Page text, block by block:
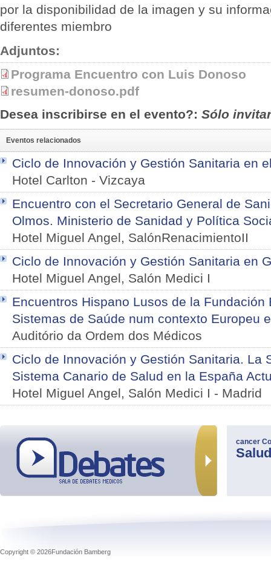
por la disponibilidad de la imagen y su
diferentes miembro
Adjuntos:
Programa Encuentro con Luis Donoso
resumen-donoso.pdf
Desea inscribirse en el evento?: Sólo invitar
Eventos relacionados
Ciclo de Innovación y Gestión Sanitaria en
Hotel Carlton - Vizcaya
Encuentro con el Secretario General de
Olmos. Ministerio de Sanidad y Política
Hotel Miguel Angel, SalónRenacimientoII
Ciclo de Innovación y Gestión Sanitaria en
Hotel Miguel Angel, Salón Medici I
Encuentros Hispano Lusos de la Fundación
Sistemas de Saúde num contexto Europeu
Auditório da Ordem dos Médicos
Ciclo de Innovación y Gestión Sanitaria. La
Sistema Canario de Salud en la España
Hotel Miguel Angel, Salón Medici I - Madrid
cancer
Salud
Copyright © 2026Fundación Bamberg